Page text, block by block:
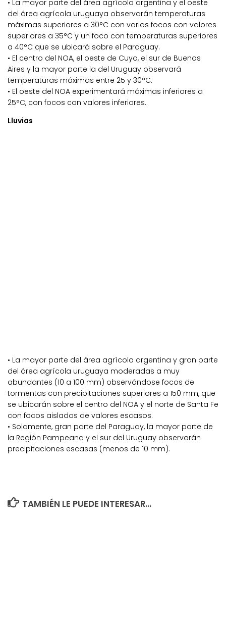
• La mayor parte del área agrícola argentina y el oeste
del área agrícola uruguaya observarán temperaturas
máximas superiores a 30°C con varios focos con valores
superiores a 35°C y un foco con temperaturas superiores
a 40°C que se ubicará sobre el Paraguay.
• El centro del NOA, el oeste de Cuyo, el sur de Buenos
Aires y la mayor parte la del Uruguay observará
temperaturas máximas entre 25 y 30°C.
• El oeste del NOA experimentará máximas inferiores a
25°C, con focos con valores inferiores.
Lluvias
• La mayor parte del área agrícola argentina y gran parte
del área agrícola uruguaya moderadas a muy
abundantes (10 a 100 mm) observándose focos de
tormentas con precipitaciones superiores a 150 mm, que
se ubicarán sobre el centro del NOA y el norte de Santa Fe
con focos aislados de valores escasos.
• Solamente, gran parte del Paraguay, la mayor parte de
la Región Pampeana y el sur del Uruguay observarán
precipitaciones escasas (menos de 10 mm).
TAMBIÉN LE PUEDE INTERESAR...